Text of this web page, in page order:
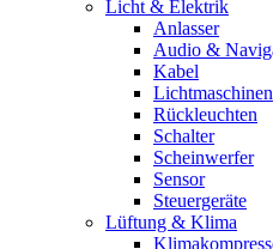
Licht & Elektrik
Anlasser
Audio &
Kabel
Lichtmaschinen
Rückleuchten
Schalter
Scheinwerfer
Sensor
Steuergeräte
Lüftung & Klima